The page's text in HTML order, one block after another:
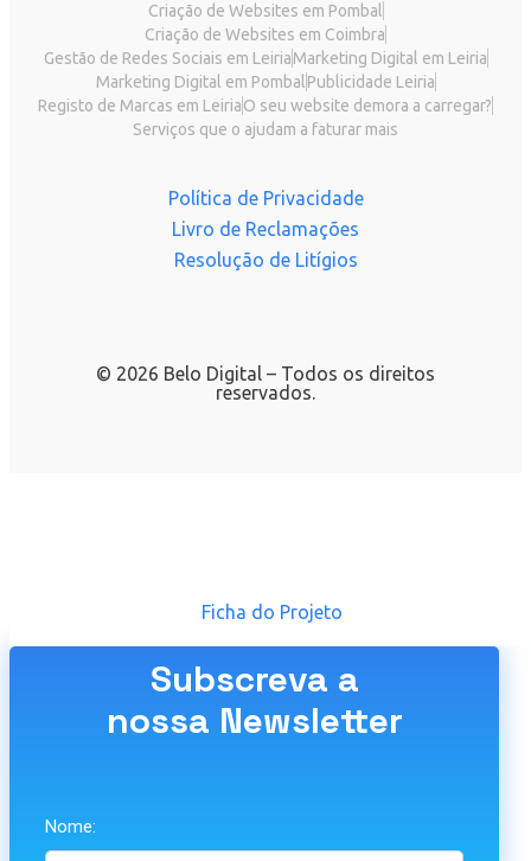
Criação de Websites em Pombal
Criação de Websites em Coimbra
Gestão de Redes Sociais em LeiriaMarketing Digital em Leiria
Marketing Digital em PombalPublicidade Leiria
Registo de Marcas em LeiriaO seu website demora a carregar?
Serviços que o ajudam a faturar mais
Política de Privacidade
Livro de Reclamações
Resolução de Litígios
© 2026 Belo Digital – Todos os direitos
reservados.
Ficha do Projeto
Subscreva a
nossa Newsletter